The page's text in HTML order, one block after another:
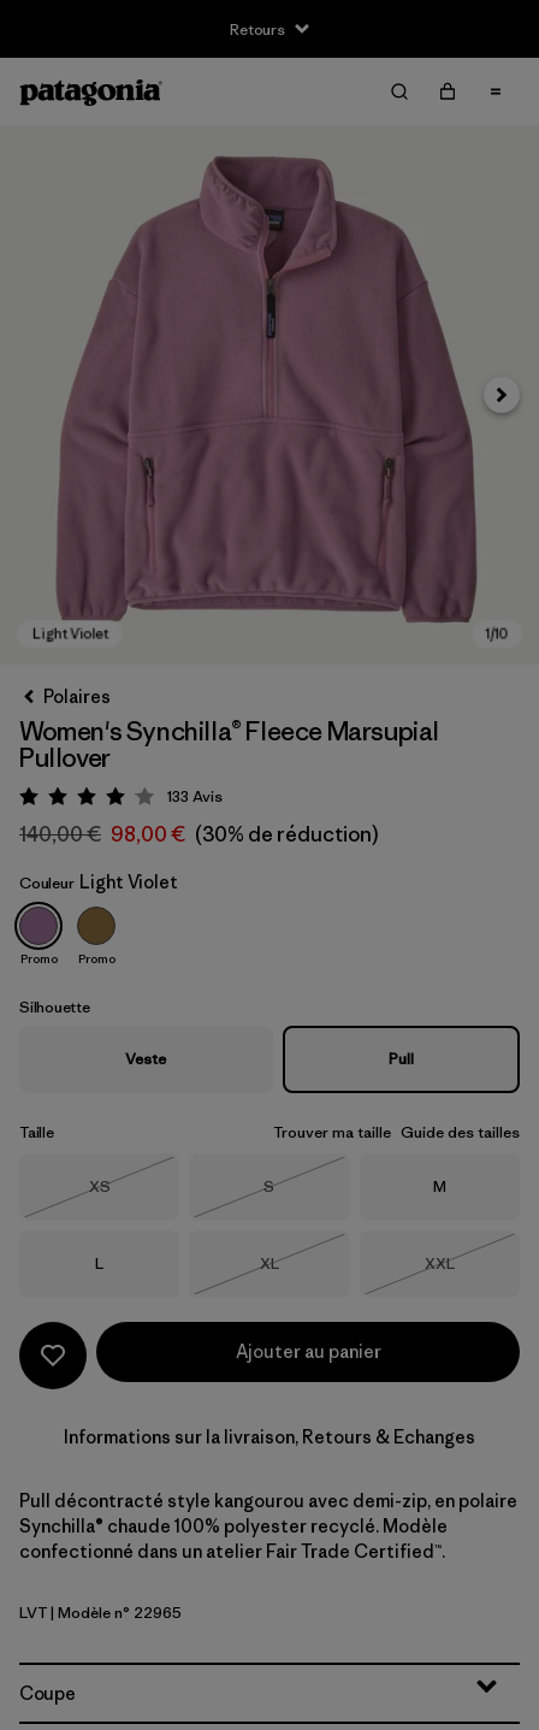
Retours
Light Violet
Polaires
Women's Synchilla® Fleece Marsupial
Pullover
Évaluation: 4.1 / 5
133 Avis
140,00 € 98,00 € (30% de réduction)
Couleur Light Violet
Promo Promo
Silhouette
Veste Pull
Taille Trouver ma taille Guide des tailles
Taille
XS
Taille
S
Taille
M
Taille
L Taille
XL
Taille
XXL
Ajouter au panier
Informations sur la livraison, Retours & Echanges
Pull décontracté style kangourou avec demi-zip, en polaire
Synchilla® chaude 100% polyester recyclé. Modèle
confectionné dans un atelier Fair Trade Certified™.
Light Violet
LVT| Modèle n° 22965
Coupe